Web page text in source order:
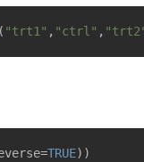
( "trt1" , "ctrl" ,
TRUE))